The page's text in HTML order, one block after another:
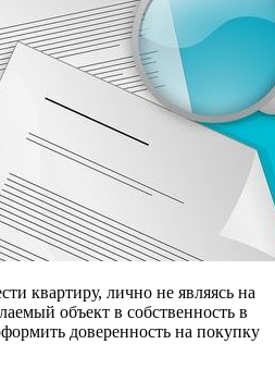
квартиру, лично не являясь на
объект в собственность в
доверенность на покупку